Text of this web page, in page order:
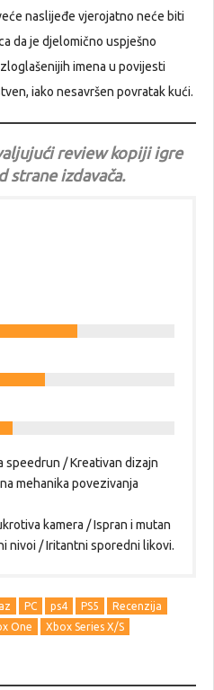
naslijeđe vjerojatno neće biti
da je djelomično uspješno
imena u povijesti
iako nesavršen povratak kući.
review kopiji igre
strane izdavača.
speedrun / Kreativan dizajn
mehanika povezivanja
kamera / Ispran i mutan
nivoi / Iritantni sporedni likovi.
PC ps4 PS5
Recenzija
One Xbox Series X/S